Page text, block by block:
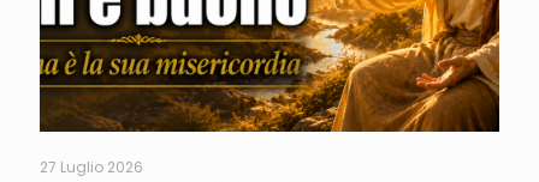
27 Luglio 2026